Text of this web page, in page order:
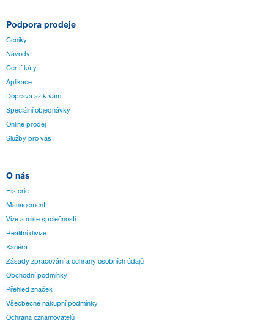
Podpora prodeje
Ceníky
Návody
Certifikáty
Aplikace
Doprava až k vám
Speciální objednávky
Online prodej
Služby pro vás
O nás
Historie
Management
Vize a mise společnosti
Realitní divize
Kariéra
Zásady zpracování a ochrany osobních údajů
Obchodní podmínky
Přehled značek
Všeobecné nákupní podmínky
Ochrana oznamovatelů